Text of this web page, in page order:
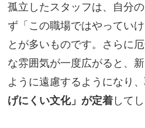
孤立したスタッフは、自分
ず「この職場ではやってい
とが多いものです。さらに
な雰囲気が一度広がると、
ように遠慮するようになり、
げにくい文化」が定着 して